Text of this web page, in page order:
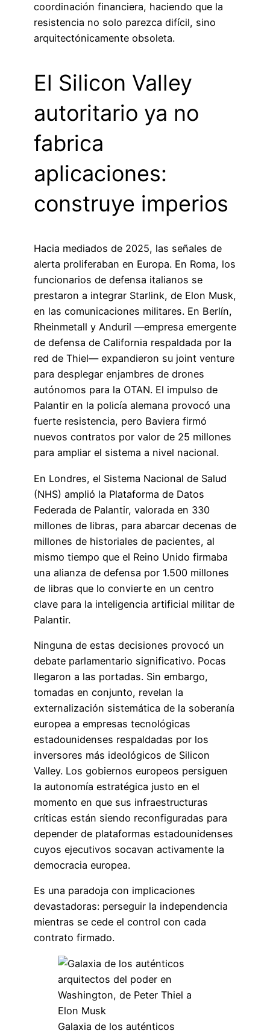
coordinación financiera, haciendo que la
resistencia no solo parezca difícil, sino
arquitectónicamente obsoleta.
El Silicon Valley
autoritario ya no
fabrica
aplicaciones:
construye imperios
Hacia mediados de 2025, las señales de
alerta proliferaban en Europa. En Roma, los
funcionarios de defensa italianos se
prestaron a integrar Starlink, de Elon Musk,
en las comunicaciones militares. En Berlín,
Rheinmetall y Anduril —empresa emergente
de defensa de California respaldada por la
red de Thiel— expandieron su joint venture
para desplegar enjambres de drones
autónomos para la OTAN. El impulso de
Palantir en la policía alemana provocó una
fuerte resistencia, pero Baviera firmó
nuevos contratos por valor de 25 millones
para ampliar el sistema a nivel nacional.
En Londres, el Sistema Nacional de Salud
(NHS) amplió la Plataforma de Datos
Federada de Palantir, valorada en 330
millones de libras, para abarcar decenas de
millones de historiales de pacientes, al
mismo tiempo que el Reino Unido firmaba
una alianza de defensa por 1.500 millones
de libras que lo convierte en un centro
clave para la inteligencia artificial militar de
Palantir.
Ninguna de estas decisiones provocó un
debate parlamentario significativo. Pocas
llegaron a las portadas. Sin embargo,
tomadas en conjunto, revelan la
externalización sistemática de la soberanía
europea a empresas tecnológicas
estadounidenses respaldadas por los
inversores más ideológicos de Silicon
Valley. Los gobiernos europeos persiguen
la autonomía estratégica justo en el
momento en que sus infraestructuras
críticas están siendo reconfiguradas para
depender de plataformas estadounidenses
cuyos ejecutivos socavan activamente la
democracia europea.
Es una paradoja con implicaciones
devastadoras: perseguir la independencia
mientras se cede el control con cada
contrato firmado.
Galaxia de los auténticos